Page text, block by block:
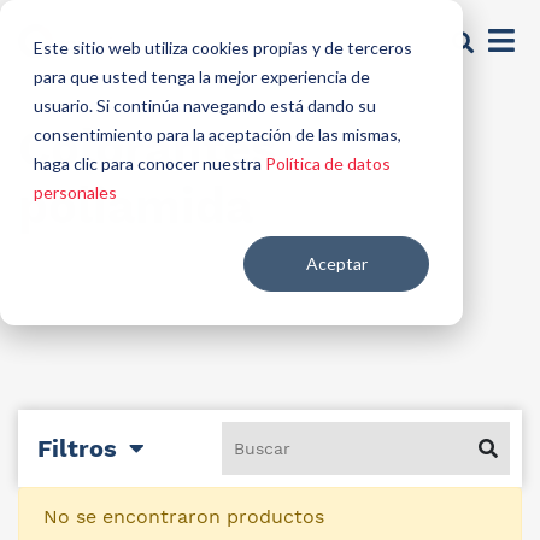
Este sitio web utiliza cookies propias y de terceros
para que usted tenga la mejor experiencia de
usuario. Si continúa navegando está dando su
consentimiento para la aceptación de las mismas,
haga clic para conocer nuestra Política de datos
personales
Aceptar
Colorantes
poliamida
Filtros
No se encontraron productos